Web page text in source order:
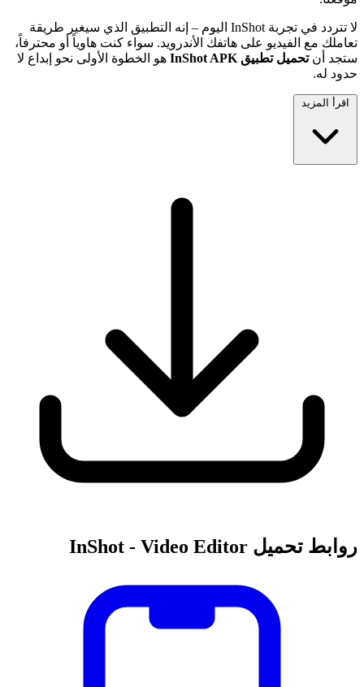
لا تتردد في تجربة InShot اليوم – إنه التطبيق الذي سيغير طريقة
تعاملك مع الفيديو على هاتفك الأندرويد. سواء كنت هاوياً أو محترفاً،
ستجد أنتحميل تطبيق InShot APK
هو الخطوة الأولى نحو إبداع لا
حدود له.
اقرأ المزيد
روابط تحميل InShot - Video Editor